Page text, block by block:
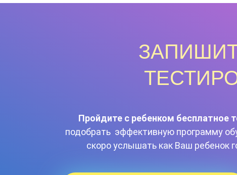
Пройдите с ребенком бесплатное
подобрать эффективную программу
скоро услышать как Ваш ребенок